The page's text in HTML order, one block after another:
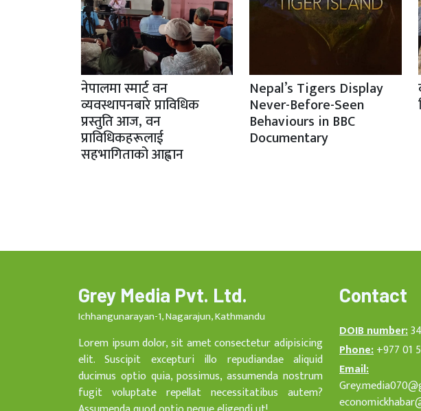
नेपालमा स्मार्ट वन
व्यवस्थापनबारे प्राविधिक
प्रस्तुति आज, वन
प्राविधिकहरूलाई
सहभागिताको आह्वान
Nepal’s Tigers Display
Never-Before-Seen
Behaviours in BBC
Documentary
Grey Media Pvt. Ltd.
Ichhangunarayan-1, Nagarajun, Kathmandu
Lorem ipsum dolor, sit amet consectetur adipisicing
elit. Suscipit excepturi illo repudiandae aliquid
ducimus optio quia, possimus, assumenda nostrum
fugit voluptate repellat necessitatibus autem?
Contact
DOIB number:
Phone:+977 01
Email: